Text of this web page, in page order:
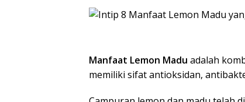
Manfaat Lemon Madu adalah
memiliki sifat antioksidan,